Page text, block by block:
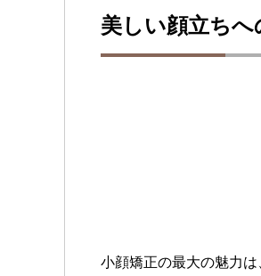
美しい顔立ちへ
小顔矯正の最大の魅力